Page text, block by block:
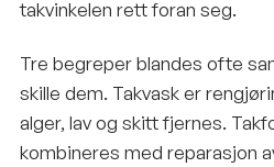
takvinkelen rett foran seg.
Tre begreper blandes ofte
skille dem. Takvask er
alger, lav og skitt fjernes.
kombineres med reparasjon